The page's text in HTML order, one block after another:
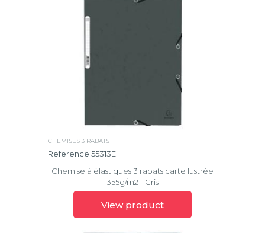
CHEMISES 3 RABATS
Reference 55313E
Chemise à élastiques 3 rabats carte lustrée
355g/m2 - Gris
View product